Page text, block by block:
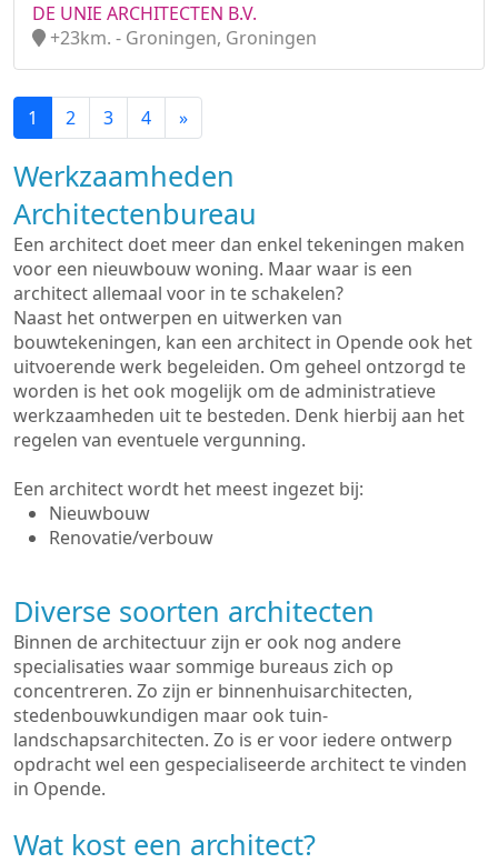
DE UNIE ARCHITECTEN B.V.
+23km. - Groningen, Groningen
1 2 3 4 »
Werkzaamheden
Architectenbureau
Een architect doet meer dan enkel tekeningen maken
voor een nieuwbouw woning. Maar waar is een
architect allemaal voor in te schakelen?
Naast het ontwerpen en uitwerken van
bouwtekeningen, kan een architect in Opende ook het
uitvoerende werk begeleiden. Om geheel ontzorgd te
worden is het ook mogelijk om de administratieve
werkzaamheden uit te besteden. Denk hierbij aan het
regelen van eventuele vergunning.
Een architect wordt het meest ingezet bij:
Nieuwbouw
Renovatie/verbouw
Diverse soorten architecten
Binnen de architectuur zijn er ook nog andere
specialisaties waar sommige bureaus zich op
concentreren. Zo zijn er binnenhuisarchitecten,
stedenbouwkundigen maar ook tuin-
landschapsarchitecten. Zo is er voor iedere ontwerp
opdracht wel een gespecialiseerde architect te vinden
in Opende.
Wat kost een architect?